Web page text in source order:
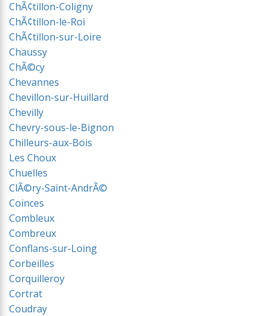
ChÃ¢tillon-Coligny
ChÃ¢tillon-le-Roi
ChÃ¢tillon-sur-Loire
Chaussy
ChÃ©cy
Chevannes
Chevillon-sur-Huillard
Chevilly
Chevry-sous-le-Bignon
Chilleurs-aux-Bois
Les Choux
Chuelles
ClÃ©ry-Saint-AndrÃ©
Coinces
Combleux
Combreux
Conflans-sur-Loing
Corbeilles
Corquilleroy
Cortrat
Coudray